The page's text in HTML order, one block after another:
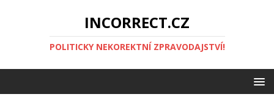
INCORRECT.CZ
POLITICKY NEKOREKTNÍ ZPRAVODAJSTVÍ!